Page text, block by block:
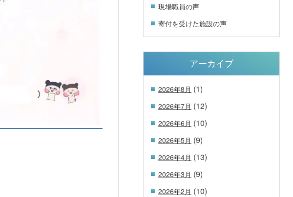
現場職員の声
寄付を受けた施設の声
アーカイブ
2026年8月 (1)
2026年7月 (12)
2026年6月 (10)
2026年5月 (9)
2026年4月 (13)
2026年3月 (9)
2026年2月 (10)